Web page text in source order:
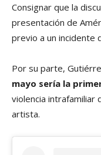
Consignar que la
presentación de
previo a un incidente
Por su parte,
mayo sería la
violencia intrafamiliar
artista.